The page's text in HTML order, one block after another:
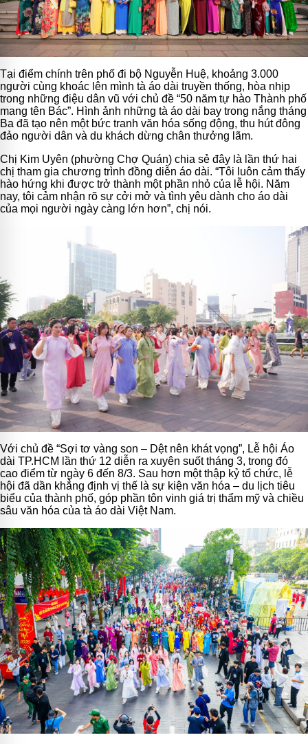
Tại điểm chính trên phố đi bộ Nguyễn Huệ, khoảng 3.000
người cùng khoác lên mình tà áo dài truyền thống, hòa nhịp
trong những điệu dân vũ với chủ đề “50 năm tự hào Thành phố
mang tên Bác”. Hình ảnh những tà áo dài bay trong nắng tháng
Ba đã tạo nên một bức tranh văn hóa sống động, thu hút đông
đảo người dân và du khách dừng chân thưởng lãm.
Chị Kim Uyên (phường Chợ Quán) chia sẻ đây là lần thứ hai
chị tham gia chương trình đồng diễn áo dài. “Tôi luôn cảm thấy
hào hứng khi được trở thành một phần nhỏ của lễ hội. Năm
nay, tôi cảm nhận rõ sự cởi mở và tình yêu dành cho áo dài
của mọi người ngày càng lớn hơn”, chị nói.
Với chủ đề “Sợi tơ vàng son – Dệt nên khát vọng”, Lễ hội Áo
dài TP.HCM lần thứ 12 diễn ra xuyên suốt tháng 3, trong đó
cao điểm từ ngày 6 đến 8/3. Sau hơn một thập kỷ tổ chức, lễ
hội đã dần khẳng định vị thế là sự kiện văn hóa – du lịch tiêu
biểu của thành phố, góp phần tôn vinh giá trị thẩm mỹ và chiều
sâu văn hóa của tà áo dài Việt Nam.